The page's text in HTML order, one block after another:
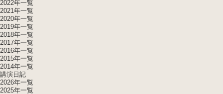
2022年一覧
2021年一覧
2020年一覧
2019年一覧
2018年一覧
2017年一覧
2016年一覧
2015年一覧
2014年一覧
講演日記
2026年一覧
2025年一覧